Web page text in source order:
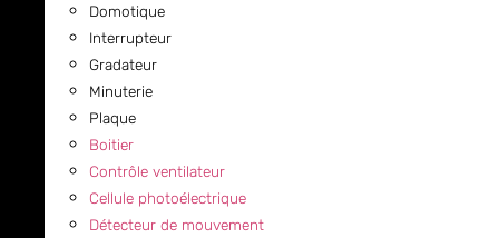
Domotique
Interrupteur
Gradateur
Minuterie
Plaque
Boitier
Contrôle ventilateur
Cellule photoélectrique
Détecteur de mouvement